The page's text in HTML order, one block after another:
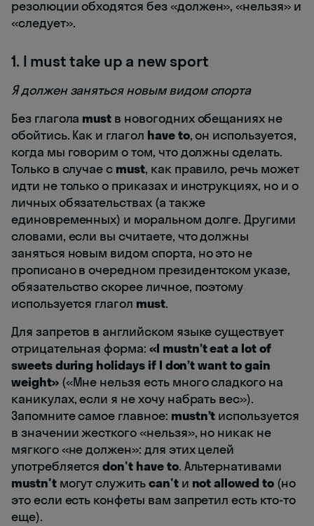
резолюции обходятся без «должен», «нельзя» и
«следует».
1. I must take up a new sport
Я должен заняться новым видом спорта
Без глагола must в новогодних обещаниях не
обойтись. Как и глагол have to, он используется,
когда мы говорим о том, что должны сделать.
Только в случае с must, как правило, речь может
идти не только о приказах и инструкциях, но и о
личных обязательствах (а также
единовременных) и моральном долге. Другими
словами, если вы считаете, что должны
заняться новым видом спорта, но это не
прописано в очередном президентском указе,
обязательство скорее личное, поэтому
используется глагол must.
Для запретов в английском языке существует
отрицательная форма: «I mustn’t eat a lot of
sweets during holidays if I don’t want to gain
weight»(«Мне нельзя есть много сладкого на
каникулах, если я не хочу набрать вес»).
Запомните самое главное: mustn’t используется
в значении жесткого «нельзя», но никак не
мягкого «не должен»: для этих целей
употребляетсяdon't have to. Альтернативами
mustn'tмогут служитьcan'tи not allowed to(но
это если есть конфеты вам запретил есть кто-то
еще).